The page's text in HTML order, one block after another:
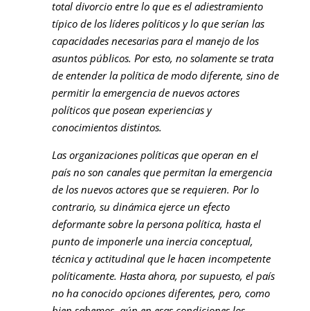
total divorcio entre lo que es el adiestramiento
típico de los líderes políticos y lo que serían las
capacidades necesarias para el manejo de los
asuntos públicos. Por esto, no solamente se trata
de entender la política de modo diferente, sino de
permitir la emergencia de nuevos actores
políticos que posean experiencias y
conocimientos distintos.
Las organizaciones políticas que operan en el
país no son canales que permitan la emergencia
de los nuevos actores que se requieren. Por lo
contrario, su dinámica ejerce un efecto
deformante sobre la persona política, hasta el
punto de imponerle una inercia conceptual,
técnica y actitudinal que le hacen incompetente
políticamente. Hasta ahora, por supuesto, el país
no ha conocido opciones diferentes, pero, como